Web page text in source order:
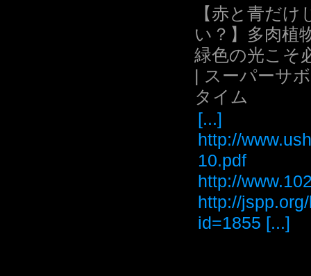
【赤と青だけ
い？】多肉植
緑色の光こそ
| スーパーサ
タイム
[...]
http://
10.pdf
http://
http://
id=1855 [...]